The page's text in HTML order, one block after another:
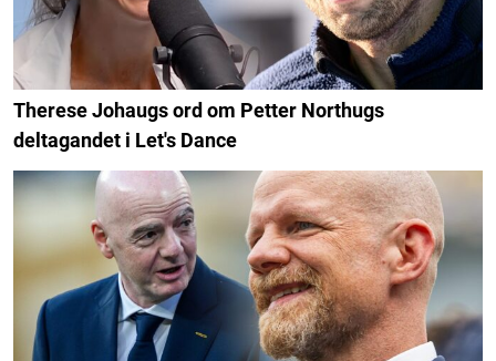
Therese Johaugs ord om Petter Northugs
deltagandet i Let's Dance